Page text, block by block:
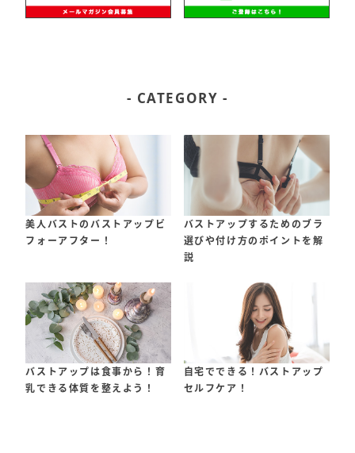
- CATEGORY -
美人バストのバストアップビ
フォーアフター！
バストアップするためのブラ
選びや付け方のポイントを解
説
バストアップは食事から！育
乳できる体質を整えよう！
自宅でできる！バストアップ
セルフケア！